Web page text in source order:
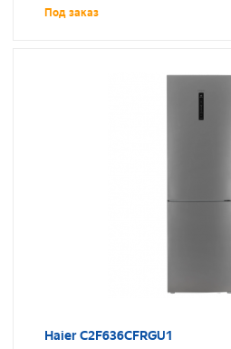
Под заказ
Haier C2F636CFRGU1